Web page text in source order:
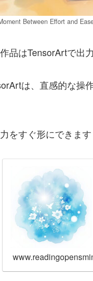
Between Effort and
品はTensorArtで出
は、直感的な操
をすぐ形にできます